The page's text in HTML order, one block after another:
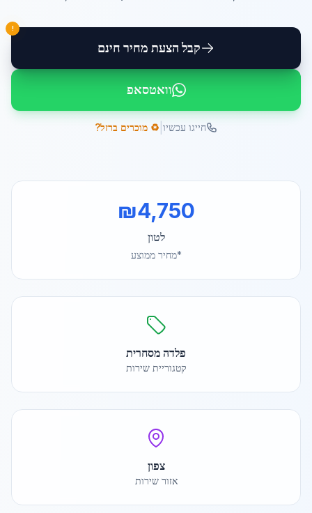
קבל הצעת מחיר חינם
!
וואטסאפ
חייגו עכשיו ♻️ מוכרים ברזל?
₪4,750
לטון
*מחיר ממוצע
פלדה מסחרית
קטגוריית שירות
צפון
אזור שירות